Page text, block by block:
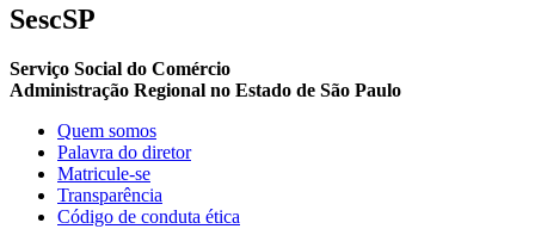
SescSP
Serviço Social do Comércio
Administração Regional no Estado de São Paulo
Quem somos
Palavra do diretor
Matricule-se
Transparência
Código de conduta ética